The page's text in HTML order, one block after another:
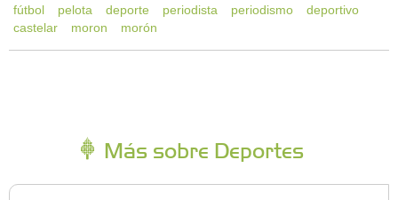
fútbol
pelota deporte periodista periodismo
deportivo
castelar
moron morón
Más sobre Deportes